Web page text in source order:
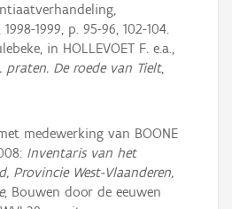
1999, p. 95-96, 102-104.
in HOLLEVOET F. e.a.,
De roede van Tielt,
medewerking van BOONE
Inventaris van het
Provincie West-Vlaanderen,
, Bouwen door de eeuwen